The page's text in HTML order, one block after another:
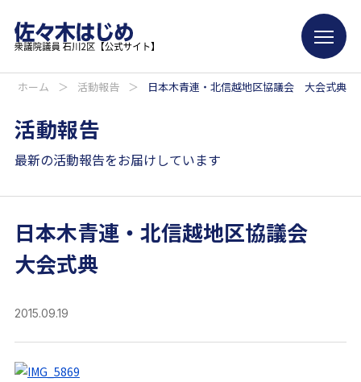
ホーム ＞ 活動報告 ＞ 日本木青連・北信越地区協議会 大会式典
活動報告
最新の活動報告をお届けしています
日本木青連・北信越地区協議会
大会式典
2015.09.19